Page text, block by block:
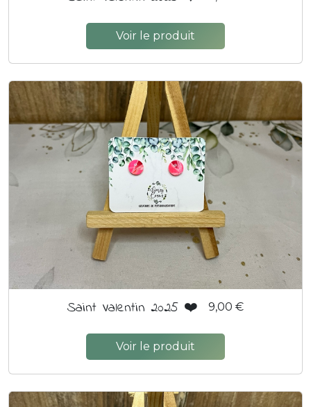
Voir le produit
Saint Valentin 2025 ❤️ 9,00 €
Voir le produit